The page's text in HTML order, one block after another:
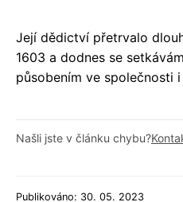
Její dědictví přetrvalo
1603 a dodnes se
působením ve společnosti
Našli jste v článku chybu?
Publikováno: 30. 05. 2023